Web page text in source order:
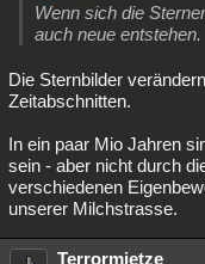
Wenn sich die
auch neue entstehen.
Die Sternbilder
Zeitabschnitten.
In ein paar Mio Jahren
sein - aber nicht durch
verschiedenen
unserer Milchstrasse.
Terrormietze